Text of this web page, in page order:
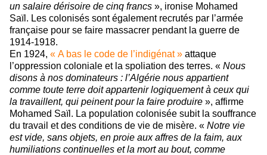
un salaire dérisoire de cinq francs », ironise Mohamed
Saïl. Les colonisés sont également recrutés par l’armée
française pour se faire massacrer pendant la guerre de
1914-1918.
En 1924, « A bas le code de l’indigénat » attaque
l’oppression coloniale et la spoliation des terres. « Nous
disons à nos dominateurs : l’Algérie nous appartient
comme toute terre doit appartenir logiquement à ceux qui
la travaillent, qui peinent pour la faire produire », affirme
Mohamed Saïl. La population colonisée subit la souffrance
du travail et des conditions de vie de misère. « Notre vie
est vide, sans objets, en proie aux affres de la faim, aux
humiliations continuelles et la mort au bout, comme